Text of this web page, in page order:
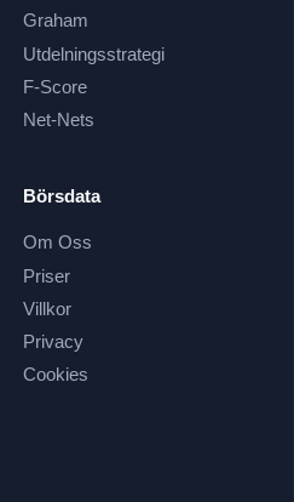
Graham
Utdelningsstrategi
F-Score
Net-Nets
Börsdata
Om Oss
Priser
Villkor
Privacy
Cookies